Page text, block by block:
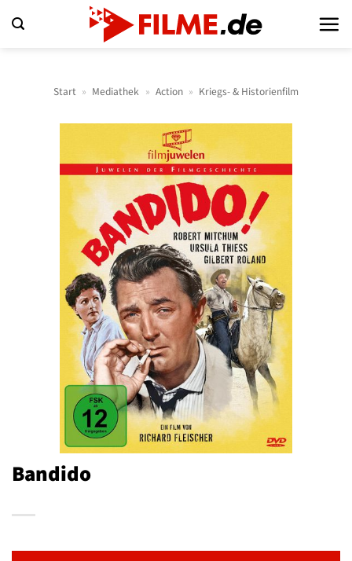
Inhalt
Start » Mediathek » Action » Kriegs- & Historienfilm
Bandido